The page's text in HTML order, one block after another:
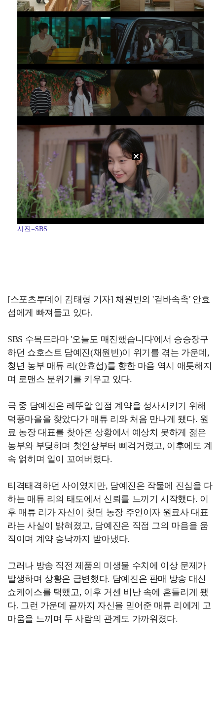
사진=SBS
[스포츠투데이 김태형 기자] 채원빈의 '겉바속촉' 안효
섭에게 빠져들고 있다.
SBS 수목드라마 '오늘도 매진했습니다'에서 승승장구
하던 쇼호스트 담예진(채원빈)이 위기를 겪는 가운데,
청년 농부 매튜 리(안효섭)를 향한 마음 역시 애틋해지
며 로맨스 분위기를 키우고 있다.
극 중 담예진은 레뚜알 입점 계약을 성사시키기 위해
덕풍마을을 찾았다가 매튜 리와 처음 만나게 됐다. 원
료 농장 대표를 찾아온 상황에서 예상치 못하게 젊은
농부와 부딪히며 첫인상부터 삐걱거렸고, 이후에도 계
속 얽히며 일이 꼬여버렸다.
티격태격하던 사이였지만, 담예진은 작물에 진심을 다
하는 매튜 리의 태도에서 신뢰를 느끼기 시작했다. 이
후 매튜 리가 자신이 찾던 농장 주인이자 원료사 대표
라는 사실이 밝혀졌고, 담예진은 직접 그의 마음을 움
직이며 계약 승낙까지 받아냈다.
그러나 방송 직전 제품의 미생물 수치에 이상 문제가
발생하며 상황은 급변했다. 담예진은 판매 방송 대신
쇼케이스를 택했고, 이후 거센 비난 속에 흔들리게 됐
다. 그런 가운데 끝까지 자신을 믿어준 매튜 리에게 고
마움을 느끼며 두 사람의 관계도 가까워졌다.